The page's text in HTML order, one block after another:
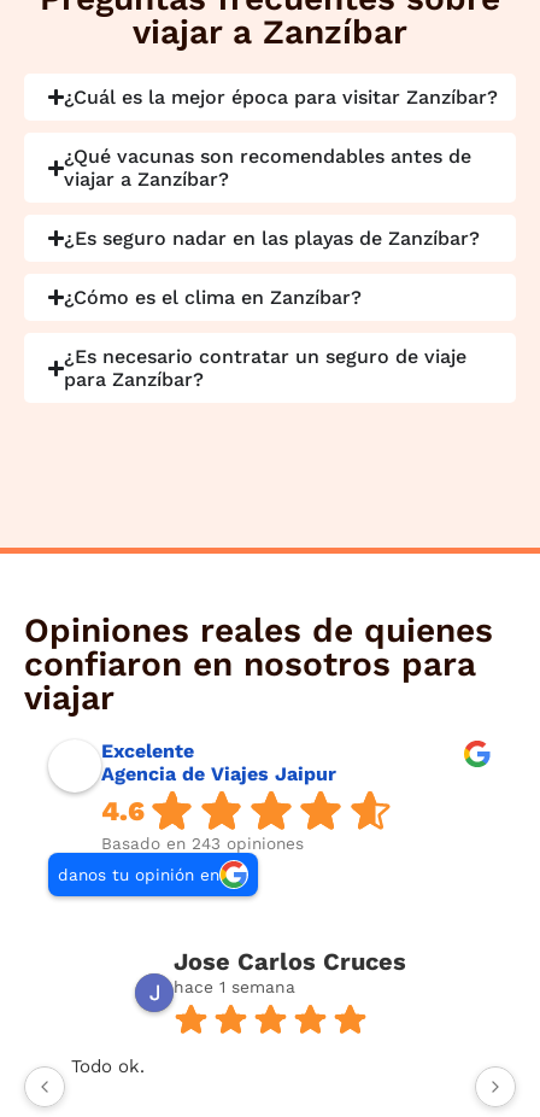
viajar a Zanzíbar
¿Cuál es la mejor época para visitar Zanzíbar?
¿Qué vacunas son recomendables antes de
viajar a Zanzíbar?
¿Es seguro nadar en las playas de Zanzíbar?
¿Cómo es el clima en Zanzíbar?
¿Es necesario contratar un seguro de viaje
para Zanzíbar?
Opiniones reales de quienes
confiaron en nosotros para
viajar
Excelente
Agencia de Viajes Jaipur
4.6
Basado en 243 opiniones
danos tu opinión en
Jose Carlos Cruces
hace 1 semana
Todo ok.